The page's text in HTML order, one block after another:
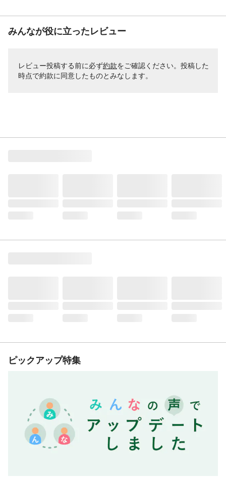
みんなが役に立ったレビュー
レビュー投稿する前に必ず約款をご確認ください。投稿した
時点で約款に同意したものとみなします。
ピックアップ特集